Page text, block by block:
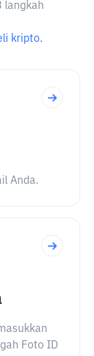
langkah
kripto.
Anda.
Foto ID